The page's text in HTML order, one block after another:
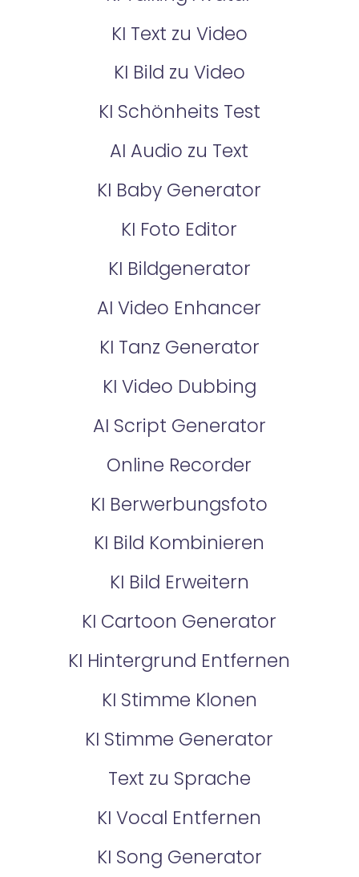
KI Text zu Video
KI Bild zu Video
KI Schönheits Test
AI Audio zu Text
KI Baby Generator
KI Foto Editor
KI Bildgenerator
AI Video Enhancer
KI Tanz Generator
KI Video Dubbing
AI Script Generator
Online Recorder
KI Berwerbungsfoto
KI Bild Kombinieren
KI Bild Erweitern
KI Cartoon Generator
KI Hintergrund Entfernen
KI Stimme Klonen
KI Stimme Generator
Text zu Sprache
KI Vocal Entfernen
KI Song Generator